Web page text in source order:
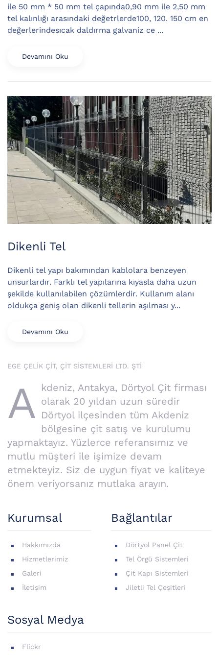
ile 50 mm * 50 mm tel çapında0,90 mm ile 2,50 mm
tel kalınlığı arasındaki değetrlerde100, 120. 150 cm en
değerlerindesıcak daldırma galvaniz ce ...
Devamını Oku
Dikenli Tel
Dikenli tel yapı bakımından kablolara benzeyen
unsurlardır. Farklı tel yapılarına kıyasla daha uzun
şekilde kullanılabilen çözümlerdir. Kullanım alanı
oldukça geniş olan dikenli tellerin aşılması y...
Devamını Oku
EGE ÇELİK ÇİT, ÇİT SİSTEMLERİ LTD. ŞTİ
A kdeniz, Antakya, Dörtyol Çit firması
olarak 20 yıldan uzun süredir
Dörtyol ilçesinden tüm Akdeniz
bölgesine çit satış ve kurulumu
yapmaktayız. Yüzlerce referansımız ve
mutlu müşteri ile işimize devam
etmekteyiz. Siz de uygun fiyat ve kaliteye
önem veriyorsanız mutlaka arayın.
Kurumsal
Hakkımızda
Hizmetlerimiz
Galeri
İletişim
Bağlantılar
Dörtyol Panel Çit
Tel Örgü Sistemleri
Çit Kapı Sistemleri
Jiletli Tel Çeşitleri
Sosyal Medya
Flickr